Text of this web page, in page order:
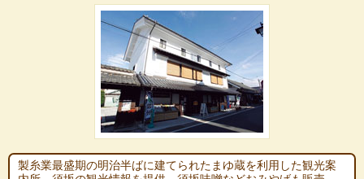
製糸業最盛期の明治半ばに建てられたまゆ蔵を利用した観光案